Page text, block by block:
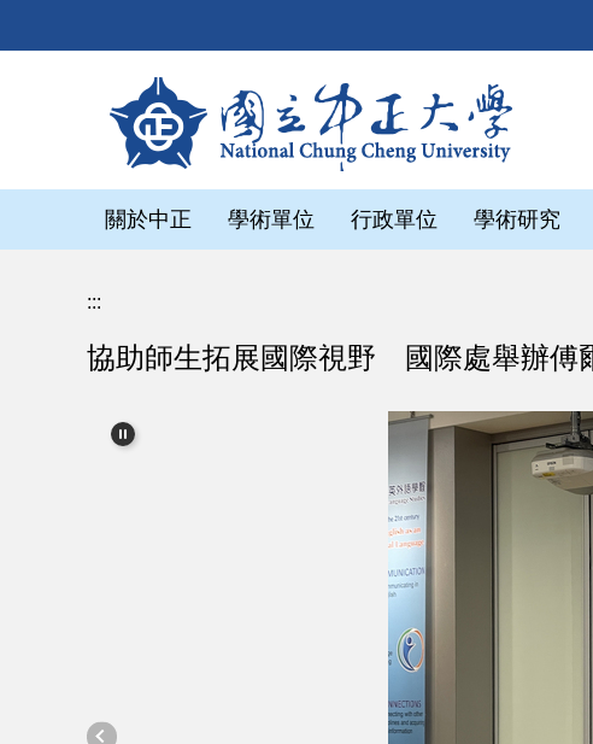
到
區
關於中正 學術單位 行政單位 學術研究
:::
協助師生拓展國際視野 國際處舉辦傅